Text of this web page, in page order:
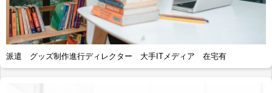
派遣 グッズ制作進行ディレクター 大手ITメディア 在宅有